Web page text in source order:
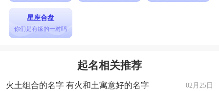
星座合盘
你们是有缘的一对吗
起名相关推荐
02月25日
火土组合的名字 有火和土寓意好的名字